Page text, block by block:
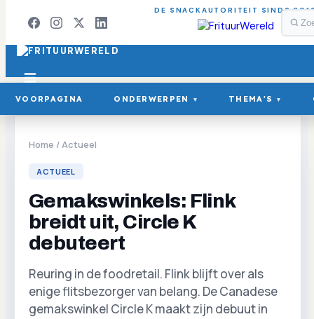
DE SNACKAUTORITEIT SINDS
VOORPAGINA ONDERWERPEN ▾ THEMA'S ▾
Home /Actueel
ACTUEEL
Gemakswinkels: Flink
breidt uit, Circle K
debuteert
Reuring in de foodretail. Flink blijft over als
enige flitsbezorger van belang. De Canadese
gemakswinkel Circle K maakt zijn debuut in